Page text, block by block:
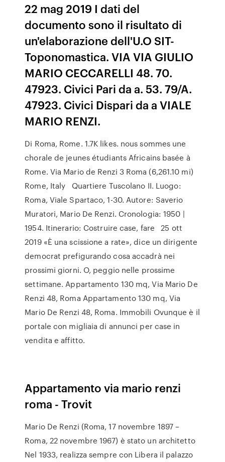
22 mag 2019 I dati del
documento sono il risultato di
un'elaborazione dell'U.O SIT-
Toponomastica. VIA VIA GIULIO
MARIO CECCARELLI 48. 70.
47923. Civici Pari da a. 53. 79/A.
47923. Civici Dispari da a VIALE
MARIO RENZI.
Di Roma, Rome. 1.7K likes. nous sommes une
chorale de jeunes étudiants Africains basée à
Rome. Via Mario de Renzi 3 Roma (6,261.10 mi)
Rome, Italy Quartiere Tuscolano II. Luogo:
Roma, Viale Spartaco, 1-30. Autore: Saverio
Muratori, Mario De Renzi. Cronologia: 1950 |
1954. Itinerario: Costruire case, fare 25 ott
2019 «È una scissione a rate», dice un dirigente
democrat prefigurando cosa accadrà nei
prossimi giorni. O, peggio nelle prossime
settimane. Appartamento 130 mq, Via Mario De
Renzi 48, Roma Appartamento 130 mq, Via
Mario De Renzi 48, Roma. Immobili Ovunque è il
portale con migliaia di annunci per case in
vendita e affitto.
Appartamento via mario renzi
roma - Trovit
Mario De Renzi (Roma, 17 novembre 1897 –
Roma, 22 novembre 1967) è stato un architetto
Nel 1933, realizza sempre con Libera il palazzo